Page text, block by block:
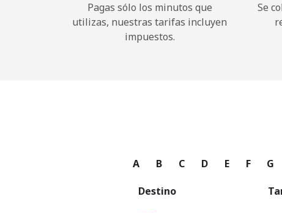
Pagas sólo los minutos que
utilizas, nuestras tarifas incluyen
impuestos.
Se
A B C D E F G
Destino